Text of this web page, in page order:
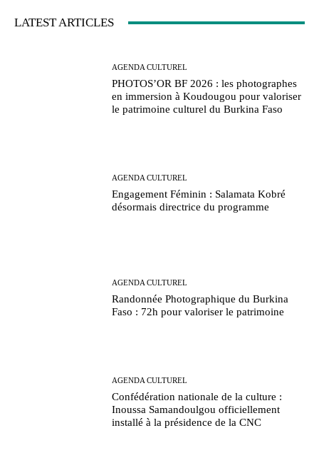
LATEST ARTICLES
AGENDA CULTUREL
PHOTOS’OR BF 2026 : les photographes
en immersion à Koudougou pour valoriser
le patrimoine culturel du Burkina Faso
AGENDA CULTUREL
Engagement Féminin : Salamata Kobré
désormais directrice du programme
AGENDA CULTUREL
Randonnée Photographique du Burkina
Faso : 72h pour valoriser le patrimoine
AGENDA CULTUREL
Confédération nationale de la culture :
Inoussa Samandoulgou officiellement
installé à la présidence de la CNC